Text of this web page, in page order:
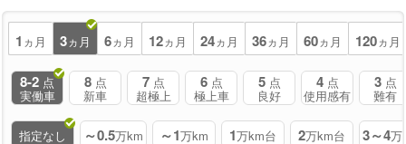
1 ヵ月 3ヵ月 6ヵ月 12ヵ月 24ヵ月 36ヵ月 60ヵ月 120ヵ月
8-2 点
実働車
8 点
新車
7 点
超極上
6 点
極上車
5 点
良好
4 点
使用感有
3 点
難有
指定なし ～0.5万km ～1万km 1万km台 2万km台 3～4万